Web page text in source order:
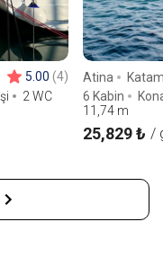
2 WC
5.00 (4) Atina
6 Kabin
11,74 m
25,829 ₺ /